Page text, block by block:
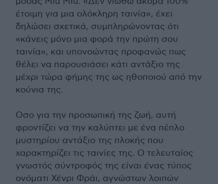
έτοιμη για μια ολόκληρη ταινία», έχει
δηλώσει σχετικά, συμπληρώνοντας ότι
«κάνεις μόνο μια φορά την πρώτη σου
ταινία», και υπονοώντας προφανώς πως
θέλει να παρουσιάσει κάτι αντάξιο της
μέχρι τώρα φήμης της ως ηθοποιού από την
κούνια της.
Οσο για την προσωπική της ζωή, αυτή
φροντίζει να την καλύπτει με ένα πέπλο
μυστηρίου αντάξιο της πλοκής που
χαρακτηρίζει τις ταινίες της. Ο τελευταίος
γνωστός σύντροφός της είναι ένας τύπος
ονόματι Χένρι Φράι, αγνώστων λοιπών